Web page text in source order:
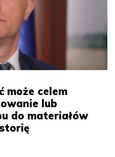
może celem
lub
do materiałów